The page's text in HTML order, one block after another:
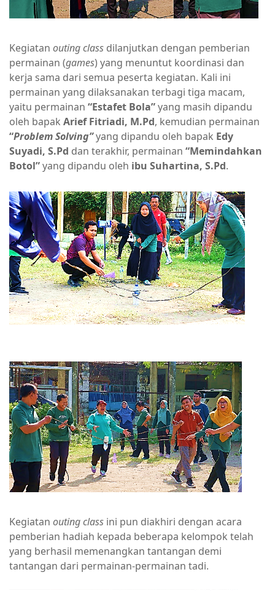
Kegiatan outingclass dilanjutkan dengan pemberian
permainan (games) yang menuntut koordinasi dan
kerja sama dari semua peserta kegiatan. Kali ini
permainan yang dilaksanakan terbagi tiga macam,
yaitu permainan “Estafet Bola”yang masih dipandu
oleh bapak Arief Fitriadi, M.Pd, kemudian permainan
“ProblemSolving”yang dipandu oleh bapak Edy
Suyadi, S.Pd dan terakhir, permainan “Memindahkan
Botol”yang dipandu oleh ibu Suhartina, S.Pd.
Kegiatan outingclass ini pun diakhiri dengan acara
pemberian hadiah kepada beberapa kelompok telah
yang berhasil memenangkan tantangan demi
tantangan dari permainan-permainan tadi.